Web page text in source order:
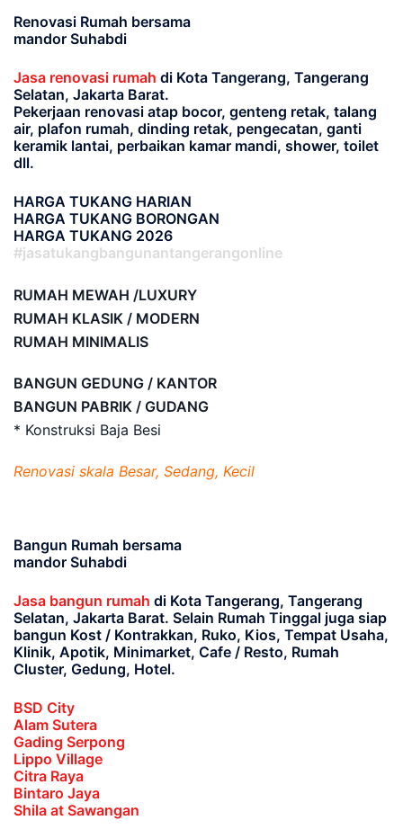
Renovasi Rumah bersama
mandor Suhabdi
Jasa renovasi rumah di Kota Tangerang, Tangerang
Selatan, Jakarta Barat.
Pekerjaan renovasi atap bocor, genteng retak, talang
air, plafon rumah, dinding retak, pengecatan, ganti
keramik lantai, perbaikan kamar mandi, shower, toilet
dll.
HARGA TUKANG HARIAN
HARGA TUKANG BORONGAN
HARGA TUKANG 2026
#jasatukangbangunantangerangonline
RUMAH MEWAH /LUXURY
RUMAH KLASIK / MODERN
RUMAH MINIMALIS
BANGUN GEDUNG / KANTOR
BANGUN PABRIK / GUDANG
* Konstruksi Baja Besi
Renovasi skala Besar, Sedang, Kecil
Bangun Rumah bersama
mandor Suhabdi
Jasa bangun rumah di Kota Tangerang, Tangerang
Selatan, Jakarta Barat. Selain Rumah Tinggal juga siap
bangun Kost / Kontrakkan, Ruko, Kios, Tempat Usaha,
Klinik, Apotik, Minimarket, Cafe / Resto, Rumah
Cluster, Gedung, Hotel.
BSD City
Alam Sutera
Gading Serpong
Lippo Village
Citra Raya
Bintaro Jaya
Shila at Sawangan